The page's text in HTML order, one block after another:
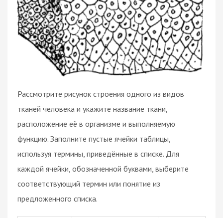
Рассмотрите рисунок строения одного из видов
тканей человека и укажите название ткани,
расположение её в организме и выполняемую
функцию. Заполните пустые ячейки таблицы,
используя термины, приведённые в списке. Для
каждой ячейки, обозначенной буквами, выберите
соответствующий термин или понятие из
предложенного списка.